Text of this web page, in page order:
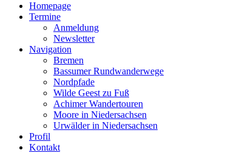
Homepage
Termine
Anmeldung
Newsletter
Navigation
Bremen
Bassumer Rundwanderwege
Nordpfade
Wilde Geest zu Fuß
Achimer Wandertouren
Moore in Niedersachsen
Urwälder in Niedersachsen
Profil
Kontakt